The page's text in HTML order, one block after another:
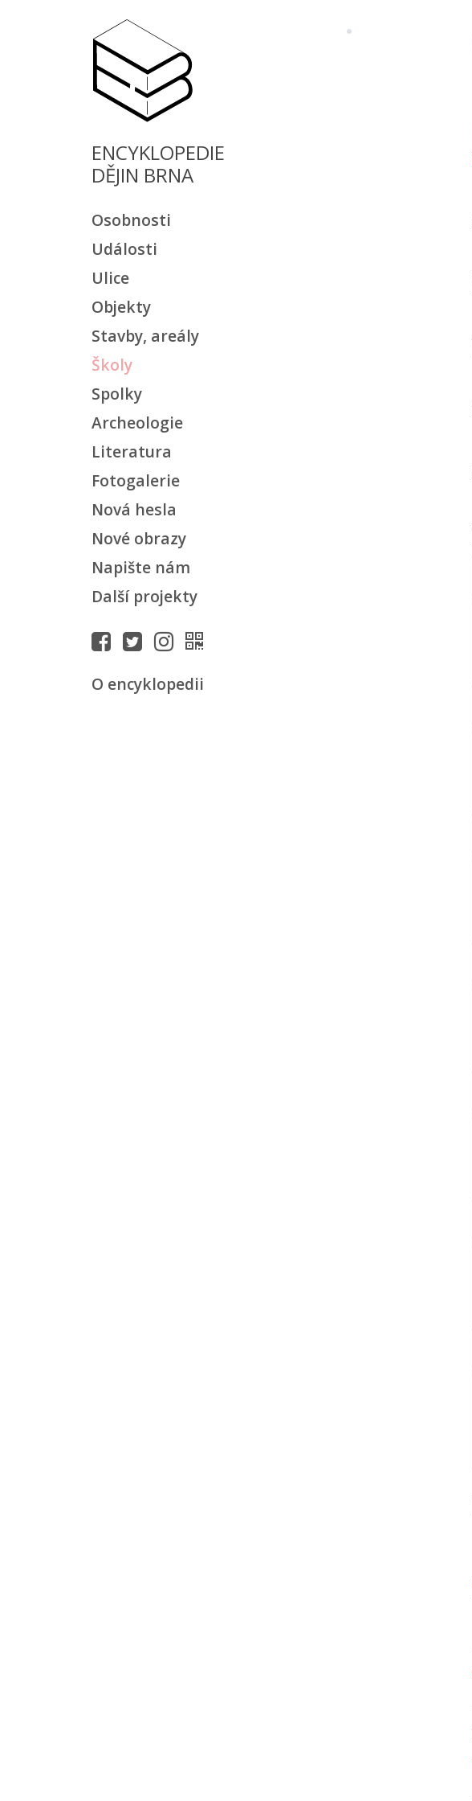
ENCYKLOPEDIE
DĚJIN BRNA
Osobnosti
Události
Ulice
Objekty
Stavby, areály
Školy
Spolky
Archeologie
Literatura
Fotogalerie
Nová hesla
Nové obrazy
Napište nám
Další projekty
O encyklopedii